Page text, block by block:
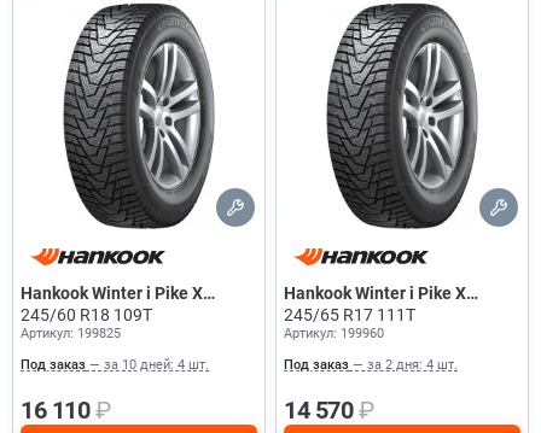
Hankook Winter i Pike X
W429A
245/60 R18 109T
Артикул: 199825
Под заказ — за 10 дней: 4 шт.
16 110₽
Hankook Winter i Pike X
W429A
245/65 R17 111T
Артикул: 199960
Под заказ — за 2 дня: 4 шт.
14 570₽